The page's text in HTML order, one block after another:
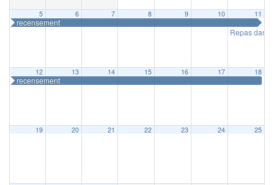
5
recensement
6 7 8 9 10 11
Repas
12
recensement
13 14 15 16 17 18
19 20 21 22 23 24 25